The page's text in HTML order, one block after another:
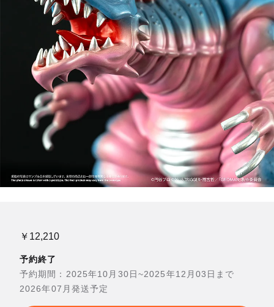
￥12,210
予約終了
予約期間：2025年10月30日~2025年12月03日まで
2026年07月発送予定